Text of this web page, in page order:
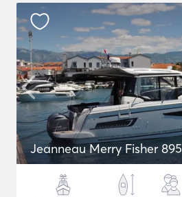
Jeanneau Merry Fisher 895